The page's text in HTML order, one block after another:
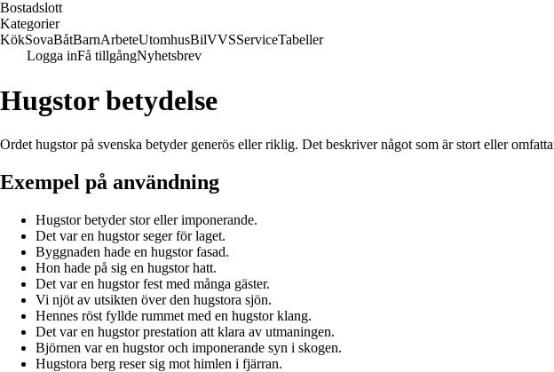
Bostadslott
Kategorier
KökSovaBåtBarnArbeteUtomhusBilVVSServiceTabeller
Logga inFå tillgångNyhetsbrev
Hugstor betydelse
Ordet hugstor på svenska betyder generös eller riklig. Det beskriver något som är stort eller
Exempel på användning
Hugstor betyder stor eller imponerande.
Det var en hugstor seger för laget.
Byggnaden hade en hugstor fasad.
Hon hade på sig en hugstor hatt.
Det var en hugstor fest med många gäster.
Vi njöt av utsikten över den hugstora sjön.
Hennes röst fyllde rummet med en hugstor klang.
Det var en hugstor prestation att klara av utmaningen.
Björnen var en hugstor och imponerande syn i skogen.
Hugstora berg reser sig mot himlen i fjärran.